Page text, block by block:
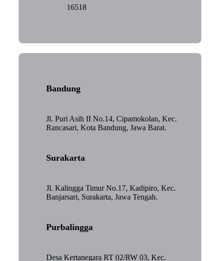
16518
Bandung
Jl. Puri Asih II No.14, Cipamokolan, Kec.
Rancasari, Kota Bandung, Jawa Barat.
Surakarta
Jl. Kalingga Timur No.17, Kadipiro, Kec.
Banjarsari, Surakarta, Jawa Tengah.
Purbalingga
Desa Kertanegara RT 02/RW 03, Kec.